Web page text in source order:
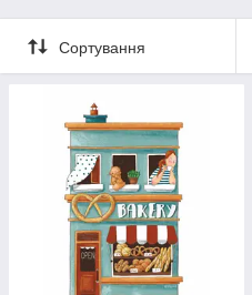
Сортування